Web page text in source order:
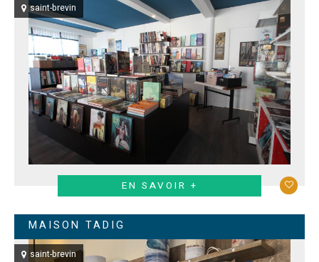
saint-brevin
EN SAVOIR +
MAISON TADIG
saint-brevin